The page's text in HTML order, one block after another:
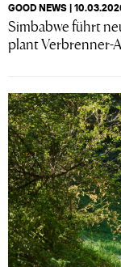
GOOD NEWS |
Simbabwe führt
plant Verbrenner-